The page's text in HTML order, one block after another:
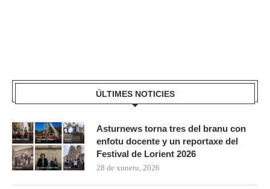
ÚLTIMES NOTICIES
Asturnews torna tres del branu con
enfotu docente y un reportaxe del
Festival de Lorient 2026
28 de xunetu, 2026